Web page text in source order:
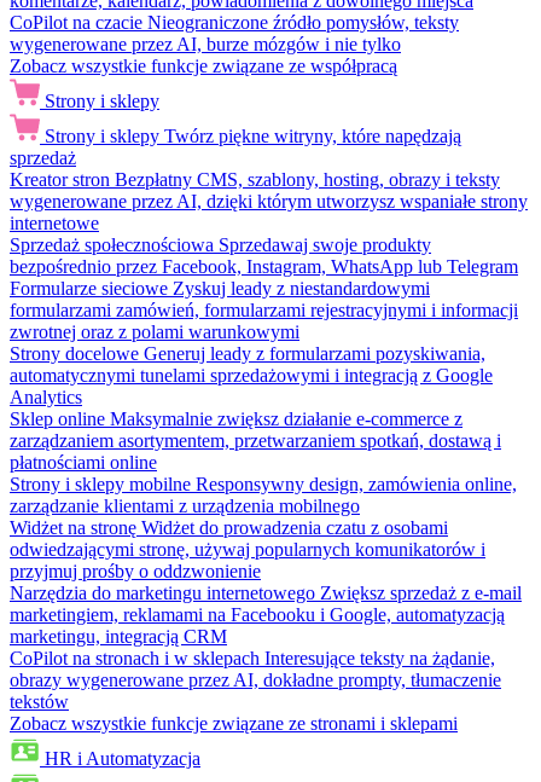
CoPilot na czacie Nieograniczone źródło pomysłów, teksty
wygenerowane przez AI, burze mózgów i nie tylko
Zobacz wszystkie funkcje związane ze współpracą
Strony i sklepy
Strony i sklepy Twórz piękne witryny, które napędzają
sprzedaż
Kreator stron Bezpłatny CMS, szablony, hosting, obrazy i teksty
wygenerowane przez AI, dzięki którym utworzysz wspaniałe strony
internetowe
Sprzedaż społecznościowa Sprzedawaj swoje produkty
bezpośrednio przez Facebook, Instagram, WhatsApp lub Telegram
Formularze sieciowe Zyskuj leady z niestandardowymi
formularzami zamówień, formularzami rejestracyjnymi i informacji
zwrotnej oraz z polami warunkowymi
Strony docelowe Generuj leady z formularzami pozyskiwania,
automatycznymi tunelami sprzedażowymi i integracją z Google
Analytics
Sklep online Maksymalnie zwiększ działanie e-commerce z
zarządzaniem asortymentem, przetwarzaniem spotkań, dostawą i
płatnościami online
Strony i sklepy mobilne Responsywny design, zamówienia online,
zarządzanie klientami z urządzenia mobilnego
Widżet na stronę Widżet do prowadzenia czatu z osobami
odwiedzającymi stronę, używaj popularnych komunikatorów i
przyjmuj prośby o oddzwonienie
Narzędzia do marketingu internetowego Zwiększ sprzedaż z e-mail
marketingiem, reklamami na Facebooku i Google, automatyzacją
marketingu, integracją CRM
CoPilot na stronach i w sklepach Interesujące teksty na żądanie,
obrazy wygenerowane przez AI, dokładne prompty, tłumaczenie
tekstów
Zobacz wszystkie funkcje związane ze stronami i sklepami
HR i Automatyzacja